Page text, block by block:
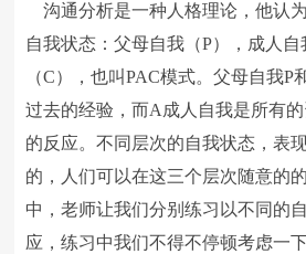
沟通分析是一种人格理论，他认
自我状态：父母自我（P），成人
（C），也叫PAC模式。父母自我P
过去的经验，而A成人自我是所有
的反应。不同层次的自我状态，表
的，人们可以在这三个层次随意的
中，老师让我们分别练习以不同的
应，练习中我们不得不停顿考虑一